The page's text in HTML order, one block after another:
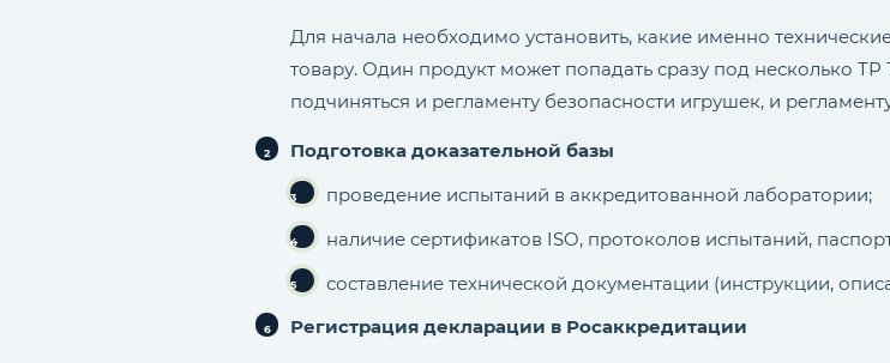
Для начала необходимо установить, какие именно
товару. Один продукт может попадать сразу под несколько
подчиняться и регламенту безопасности игрушек, и
Подготовка доказательной базы
проведение испытаний в аккредитованной лаборатории;
наличие сертификатов ISO, протоколов испытаний,
составление технической документации (инструкции,
Регистрация декларации в Росаккредитации